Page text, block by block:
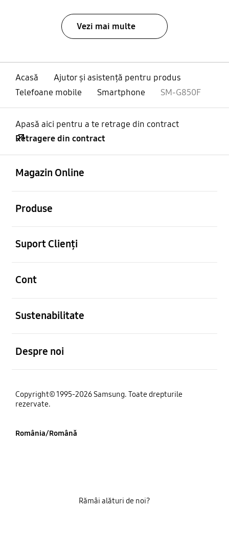
Vezi mai multe
Acasă
Ajutor și asistență pentru produs
Telefoane mobile
Smartphone SM-G850F
Apasă aici pentru a te retrage din contract
Retragere din contract
Magazin Online
Produse
Suport Clienți
Cont
Sustenabilitate
Despre noi
Copyright© 1995-2026 Samsung. Toate drepturile
rezervate.
România/Română
Rămâi alături de noi?